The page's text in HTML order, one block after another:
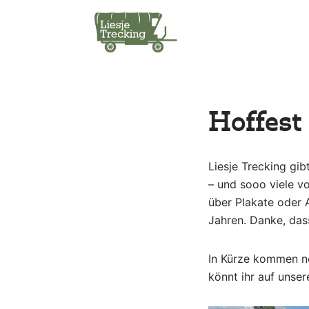
Hoffest
Liesje Trecking
– und sooo viele
über Plakate oder
Jahren. Danke,
In Kürze kommen
könnt ihr auf